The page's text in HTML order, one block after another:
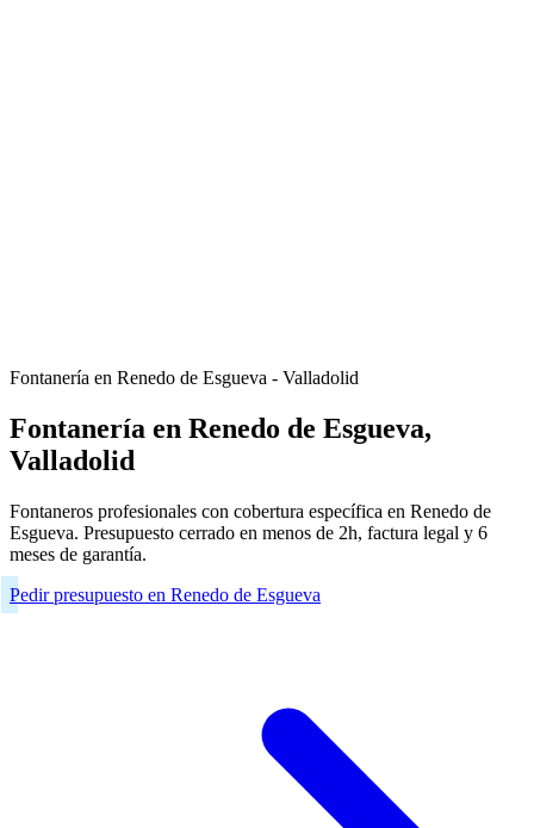
Fontanería en Renedo de Esgueva - Valladolid
Fontanería en Renedo de Esgueva,
Valladolid
Fontaneros profesionales con cobertura específica en Renedo de
Esgueva. Presupuesto cerrado en menos de 2h, factura legal y 6
meses de garantía.
Pedir presupuesto en Renedo de Esgueva